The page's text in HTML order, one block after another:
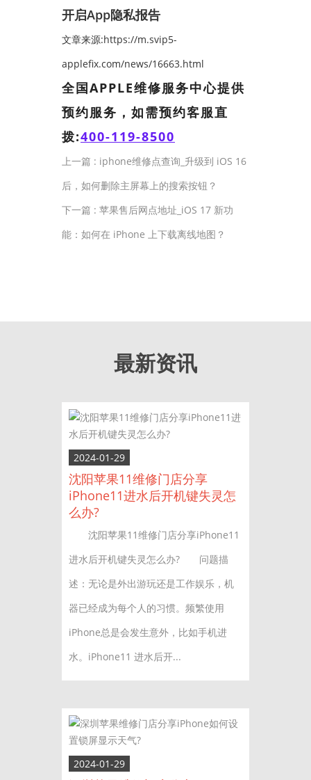
开启App隐私报告
文章来源:https://m.svip5-
applefix.com/news/16663.html
全国APPLE维修服务中心提供
预约服务，如需预约客服直
拨:400-119-8500
上一篇 : iphone维修点查询_升级到 iOS 16
后，如何删除主屏幕上的搜索按钮？
下一篇 : 苹果售后网点地址_iOS 17 新功
能：如何在 iPhone 上下载离线地图？
最新资讯
2024-01-29
沈阳苹果11维修门店分享
iPhone11进水后开机键失灵怎
么办?
沈阳苹果11维修门店分享iPhone11
进水后开机键失灵怎么办? 问题描
述：无论是外出游玩还是工作娱乐，机
器已经成为每个人的习惯。频繁使用
iPhone总是会发生意外，比如手机进
水。iPhone11 进水后开...
2024-01-29